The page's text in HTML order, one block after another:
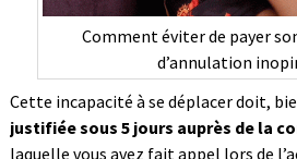
Comment éviter de payer
d’annulation
Cette incapacité à se déplacer doit,
justifiée sous 5 jours auprès de la
laquelle vous avez fait appel lors de